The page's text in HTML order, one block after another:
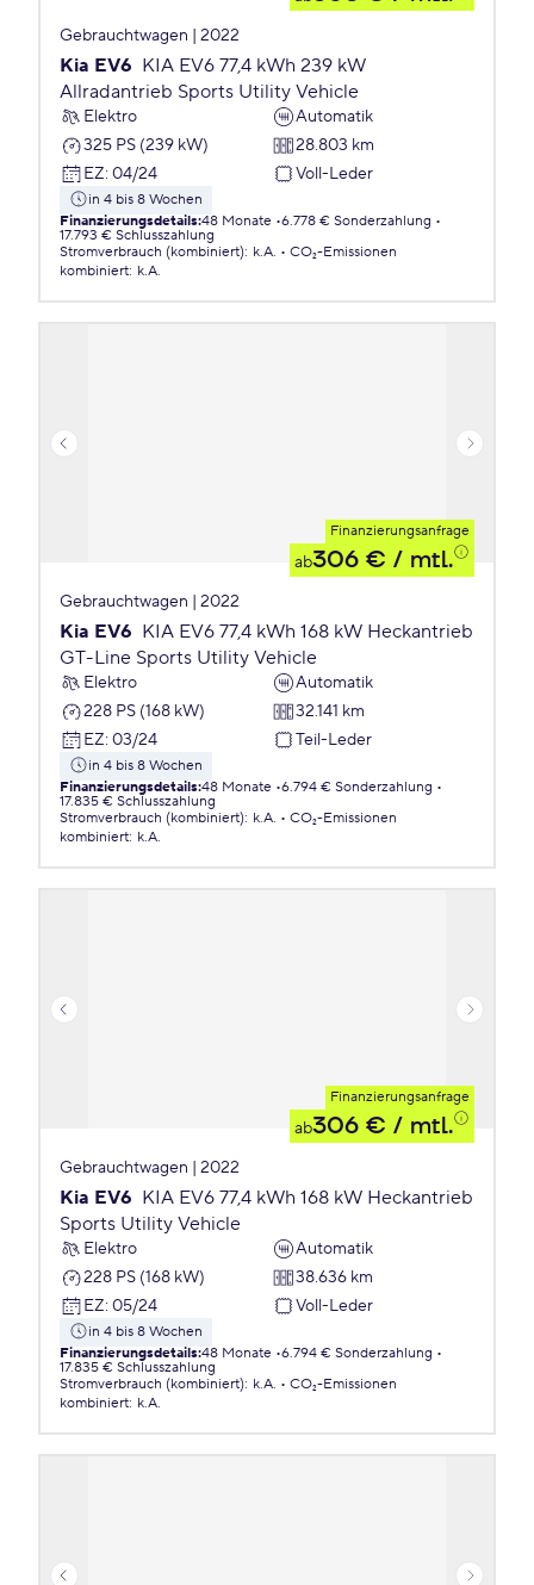
Gebrauchtwagen | 2022
Kia EV6 KIA EV6 77,4 kWh 239 kW
Allradantrieb Sports Utility Vehicle
Elektro
Automatik
325 PS (239 kW)
28.803 km
EZ: 04/24 Voll-Leder
in 4 bis 8 Wochen
Finanzierungsdetails:48 Monate 6.778 € Sonderzahlung
17.793 € Schlusszahlung
Stromverbrauch (kombiniert): k.A.
CO₂-Emissionen
kombiniert: k.A.
Finanzierungsanfrage
ab306 € / mtl.
Gebrauchtwagen | 2022
Kia EV6 KIA EV6 77,4 kWh 168 kW Heckantrieb
GT-Line Sports Utility Vehicle
Elektro
Automatik
228 PS (168 kW)
32.141 km
EZ: 03/24 Teil-Leder
in 4 bis 8 Wochen
Finanzierungsdetails:48 Monate 6.794 € Sonderzahlung
17.835 € Schlusszahlung
Stromverbrauch (kombiniert): k.A.
CO₂-Emissionen
kombiniert: k.A.
Finanzierungsanfrage
ab306 € / mtl.
Gebrauchtwagen | 2022
Kia EV6 KIA EV6 77,4 kWh 168 kW Heckantrieb
Sports Utility Vehicle
Elektro
Automatik
228 PS (168 kW)
38.636 km
EZ: 05/24 Voll-Leder
in 4 bis 8 Wochen
Finanzierungsdetails:48 Monate 6.794 € Sonderzahlung
17.835 € Schlusszahlung
Stromverbrauch (kombiniert): k.A.
CO₂-Emissionen
kombiniert: k.A.